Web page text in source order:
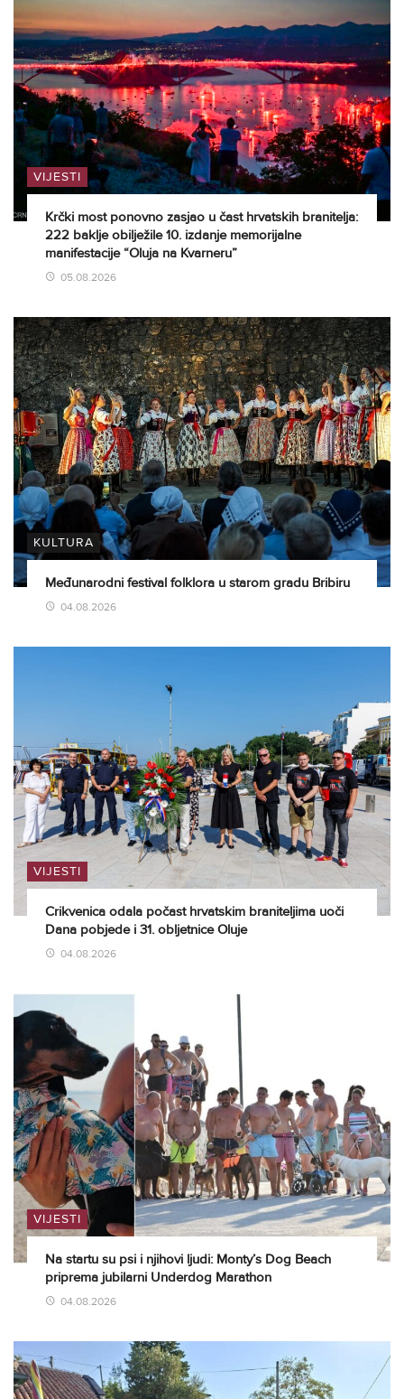
VIJESTI
Krčki most ponovno zasjao u čast hrvatskih branitelja:
222 baklje obilježile 10. izdanje memorijalne
manifestacije “Oluja na Kvarneru”
05.08.2026
KULTURA
Međunarodni festival folklora u starom gradu Bribiru
04.08.2026
VIJESTI
Crikvenica odala počast hrvatskim braniteljima uoči
Dana pobjede i 31. obljetnice Oluje
04.08.2026
VIJESTI
Na startu su psi i njihovi ljudi: Monty’s Dog Beach
priprema jubilarni Underdog Marathon
04.08.2026